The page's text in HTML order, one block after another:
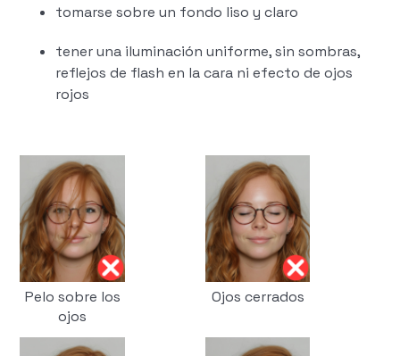
tomarse sobre un fondo liso y claro
tener una iluminación uniforme, sin sombras,
reflejos de flash en la cara ni efecto de ojos
rojos
Pelo sobre los
ojos
Ojos cerrados